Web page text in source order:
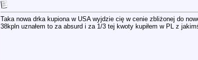
Taka nowa drka kupiona w USA wyjdzie cię w cenie zbliżonej do
38kpln uznałem to za absurd i za 1/3 tej kwoty kupiłem w PL z